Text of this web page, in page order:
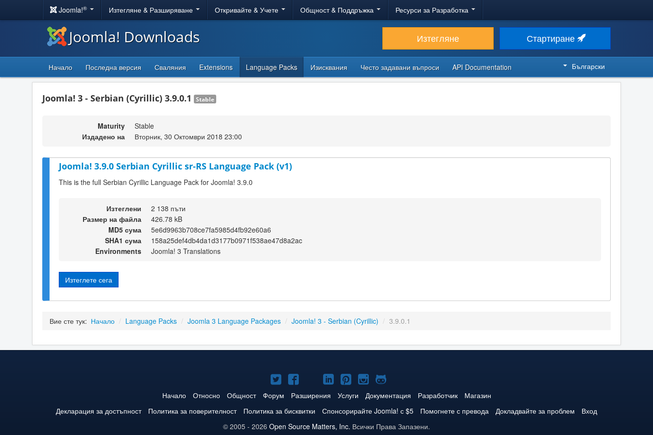
Joomla!® Изтегляне & Разширяване Откривайте & Учете Общност & Поддръжка Ресурси за Разработка
Joomla! Downloads Изтегляне Стартиране
Начало Последна версия Сваляния Extensions Language Packs Изисквания Често задавани въпроси API Documentation Български
Joomla! 3 - Serbian (Cyrillic) 3.9.0.1 Stable
Maturity
Stable
Издадено на
Вторник, 30 Октомври 2018 23:00
Joomla! 3.9.0 Serbian Cyrillic sr-RS Language Pack (v1)
This is the full Serbian Cyrillic Language Pack for Joomla! 3.9.0
Изтеглени
2 138 пъти
Размер на файла
426.78 kB
MD5 сума
5e6d9963b708ce7fa5985d4fb92e60a6
SHA1 сума
158a25def4db4da1d3177b0971f538ae47d8a2ac
Environments
Joomla! 3 Translations
Изтеглете сега
Вие сте тук: Начало / Language Packs / Joomla 3 Language Packages / Joomla! 3 - Serbian (Cyrillic) / 3.9.0.1
Joomla!
в
Twitter
Joomla!
във
Facebook
Joomla!
в
YouTube
Joomla!
в
LinkedIn
Joomla!
в
Pinterest
Joomla!
в
Instagram
Joomla!
в
GitHub
Начало Относно Общност Форум Разширения Услуги Документация Разработчик
Магазин
Декларация за достъпност
Политика за поверителност Политика за бисквитки Спонсорирайте Joomla! с $5 Помогнете с превода Докладвайте за проблем
Вход
© 2005 - 2026 Open Source Matters, Inc. Всички Права Запазени.